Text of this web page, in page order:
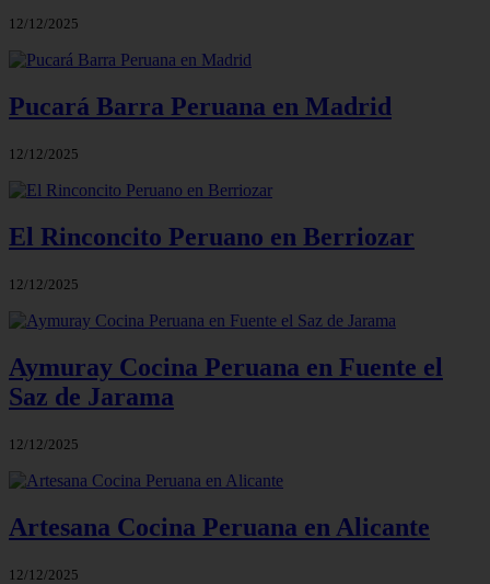
12/12/2025
Pucará Barra Peruana en Madrid
12/12/2025
El Rinconcito Peruano en Berriozar
12/12/2025
Aymuray Cocina Peruana en Fuente el
Saz de Jarama
12/12/2025
Artesana Cocina Peruana en Alicante
12/12/2025